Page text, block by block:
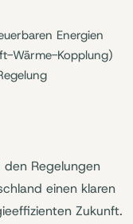
Energien
Wärme-Kopplung)
Regelungen
einen klaren
Zukunft.